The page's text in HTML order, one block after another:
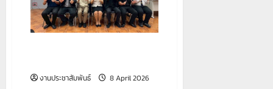
งานประชาสัมพันธ์ 8 April 2026